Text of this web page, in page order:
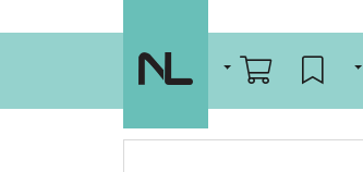
ورود/عضویتلیست مورد علاقه
سبد خرید